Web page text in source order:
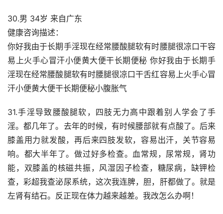
30.男 34岁 来自广东
健康咨询描述：
你好我由于长期手淫现在经常腰酸腿软有时腰腿很凉口干容
易上火手心冒汗小便黄大便干长期便秘 你好我由于长期手
淫现在经常腰酸腿软有时腰腿很凉口干舌红容易上火手心冒
汗小便黄大便干长期便秘小腹胀气
31.手淫导致腰酸腿软，四肢无力高中跟着别人学会了手
淫。都几年了。去年的时候，有时候腰部就有点酸了。后来
膝盖用力就发酸，再后来四肢发软，容易出汗，关节容易
响。都大半年了。做过好多检查。血常规，尿常规，肾功
能，双膝盖的核磁共振，风湿因子检查，糖尿病，缺钾检
查，彩超我查泌尿系统，这次我连脾，胆，肝都做了。就是
左肾有结石。反正现在体力越来越差。我改怎么办啊！